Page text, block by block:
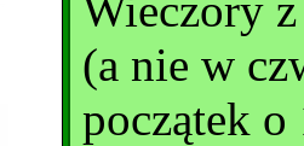
(a nie w
początek o